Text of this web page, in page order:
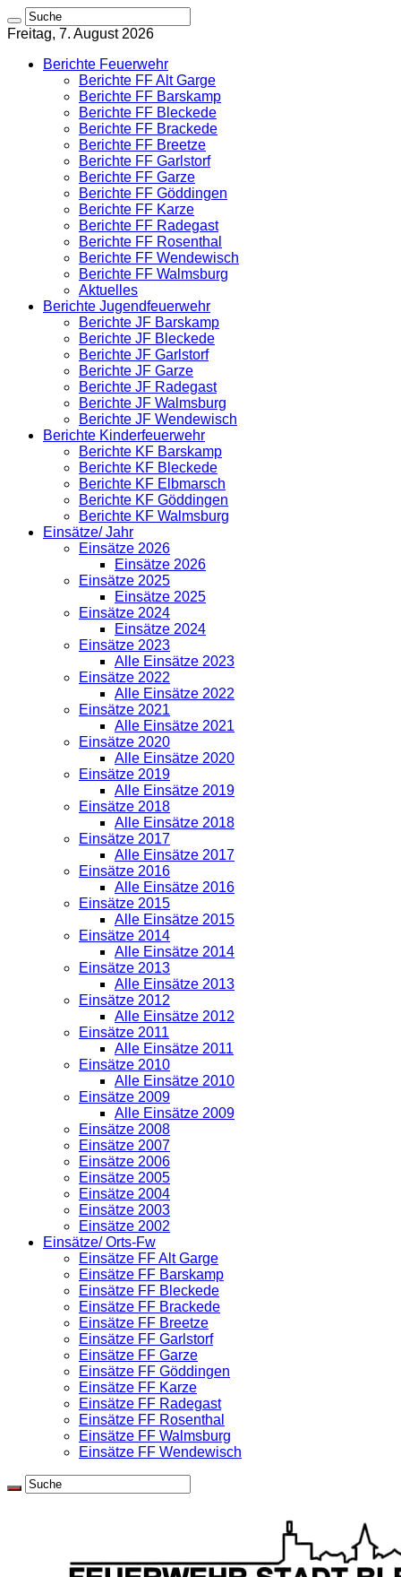
Freitag, 7. August 2026
Berichte Feuerwehr
Berichte FF Alt Garge
Berichte FF Barskamp
Berichte FF Bleckede
Berichte FF Brackede
Berichte FF Breetze
Berichte FF Garlstorf
Berichte FF Garze
Berichte FF Göddingen
Berichte FF Karze
Berichte FF Radegast
Berichte FF Rosenthal
Berichte FF Wendewisch
Berichte FF Walmsburg
Aktuelles
Berichte Jugendfeuerwehr
Berichte JF Barskamp
Berichte JF Bleckede
Berichte JF Garlstorf
Berichte JF Garze
Berichte JF Radegast
Berichte JF Walmsburg
Berichte JF Wendewisch
Berichte Kinderfeuerwehr
Berichte KF Barskamp
Berichte KF Bleckede
Berichte KF Elbmarsch
Berichte KF Göddingen
Berichte KF Walmsburg
Einsätze/ Jahr
Einsätze 2026
Einsätze 2026
Einsätze 2025
Einsätze 2025
Einsätze 2024
Einsätze 2024
Einsätze 2023
Alle Einsätze 2023
Einsätze 2022
Alle Einsätze 2022
Einsätze 2021
Alle Einsätze 2021
Einsätze 2020
Alle Einsätze 2020
Einsätze 2019
Alle Einsätze 2019
Einsätze 2018
Alle Einsätze 2018
Einsätze 2017
Alle Einsätze 2017
Einsätze 2016
Alle Einsätze 2016
Einsätze 2015
Alle Einsätze 2015
Einsätze 2014
Alle Einsätze 2014
Einsätze 2013
Alle Einsätze 2013
Einsätze 2012
Alle Einsätze 2012
Einsätze 2011
Alle Einsätze 2011
Einsätze 2010
Alle Einsätze 2010
Einsätze 2009
Alle Einsätze 2009
Einsätze 2008
Einsätze 2007
Einsätze 2006
Einsätze 2005
Einsätze 2004
Einsätze 2003
Einsätze 2002
Einsätze/ Orts-Fw
Einsätze FF Alt Garge
Einsätze FF Barskamp
Einsätze FF Bleckede
Einsätze FF Brackede
Einsätze FF Breetze
Einsätze FF Garlstorf
Einsätze FF Garze
Einsätze FF Göddingen
Einsätze FF Karze
Einsätze FF Radegast
Einsätze FF Rosenthal
Einsätze FF Walmsburg
Einsätze FF Wendewisch